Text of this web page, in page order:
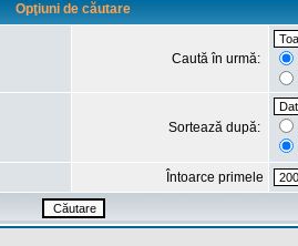
Opţiuni de căutare
Caută în urmă:
Sortează după:
Întoarce primele